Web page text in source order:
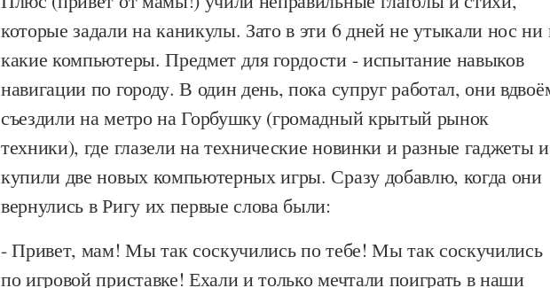
которые задали на каникулы. Зато в эти 6 дней не утыкали нос ни
какие компьютеры. Предмет для гордости - испытание навыков
навигации по городу. В один день, пока супруг работал, они
съездили на метро на Горбушку (громадный крытый рынок
техники), где глазели на технические новинки и разные гаджеты и
купили две новых компьютерных игры. Сразу добавлю, когда они
вернулись в Ригу их первые слова были:
- Привет, мам! Мы так соскучились по тебе! Мы так соскучились
по игровой приставке! Ехали и только мечтали поиграть в наши